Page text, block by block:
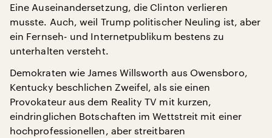
Eine Auseinandersetzung, die Clinton verlieren
musste. Auch, weil Trump politischer Neuling ist, aber
ein Fernseh- und Internetpublikum bestens zu
unterhalten versteht.
Demokraten wie James Willsworth aus Owensboro,
Kentucky beschlichen Zweifel, als sie einen
Provokateur aus dem Reality TV mit kurzen,
eindringlichen Botschaften im Wettstreit mit einer
hochprofessionellen, aber streitbaren